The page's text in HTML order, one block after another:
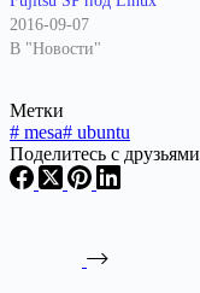
2016-09-07
В "Новости"
Метки
# mesa# ubuntu
Поделитесь с друзьями